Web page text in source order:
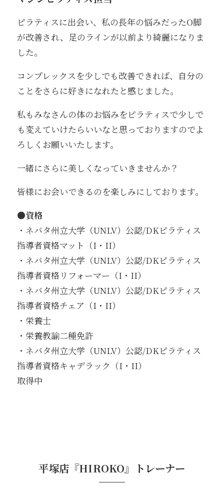
ピラティスに出会い、私の長年の悩みだったO脚
が改善され、足のラインが以前より綺麗になりま
した。
コンプレックスを少しでも改善できれば、自分の
ことをさらに好きになれたと感じました。
私もみなさんの体のお悩みをピラティスで少しで
も変えていけたらいいなと思っておりますのでよ
ろしくお願いいたします。
一緒にさらに美しくなっていきませんか？
皆様にお会いできるのを楽しみにしております。
●資格
・ネバタ州立大学（UNLV）公認/DKピラティス
指導者資格マット（I・II）
・ネバタ州立大学（UNLV）公認/DKピラティス
指導者資格リフォーマー（I・II）
・ネバタ州立大学（UNLV）公認/DKピラティス
指導者資格チェア（I・II）
・栄養士
・栄養教諭二種免許
・ネバタ州立大学（UNLV）公認/DKピラティス
指導者資格キャデラック（I・II）
取得中
平塚店『HIROKO』トレーナー